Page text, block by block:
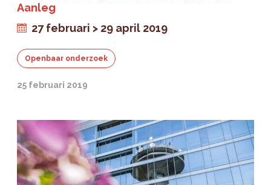
Aanleg
27 februari > 29 april 2019
Openbaar onderzoek
25 februari 2019